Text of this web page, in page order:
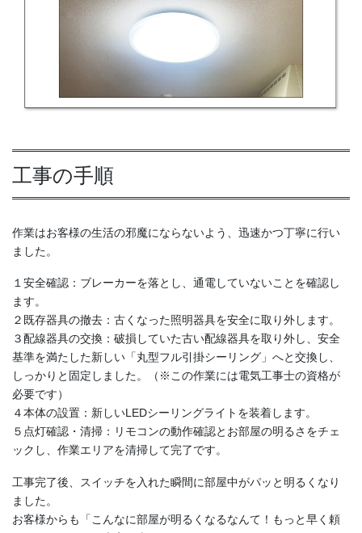
工事の手順
作業はお客様の生活の邪魔にならないよう、迅速かつ丁寧に行い
ました。
１安全確認：ブレーカーを落とし、通電していないことを確認し
ます。
２既存器具の撤去：古くなった照明器具を安全に取り外します。
３配線器具の交換：破損していた古い配線器具を取り外し、安全
基準を満たした新しい「丸型フル引掛シーリング」へと交換し、
しっかりと固定しました。（※この作業には電気工事士の資格が
必要です）
４本体の設置：新しいLEDシーリングライトを装着します。
５点灯確認・清掃：リモコンの動作確認とお部屋の明るさをチェ
ックし、作業エリアを清掃して完了です。
工事完了後、スイッチを入れた瞬間に部屋中がパッと明るくなり
ました。
お客様からも「こんなに部屋が明るくなるなんて！もっと早く頼